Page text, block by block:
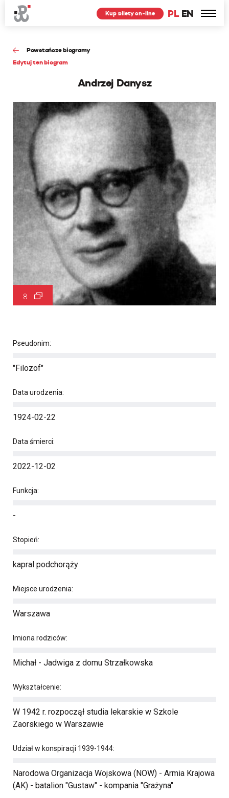
PL EN
Kup bilety on-line
Powstańcze biogramy
Edytuj ten biogram
Andrzej Danysz
8
Pseudonim:
"Filozof"
Data urodzenia:
1924-02-22
Data śmierci:
2022-12-02
Funkcja:
-
Stopień:
kapral podchorąży
Miejsce urodzenia:
Warszawa
Imiona rodziców:
Michał - Jadwiga z domu Strzałkowska
Wykształcenie:
W 1942 r. rozpoczął studia lekarskie w Szkole
Zaorskiego w Warszawie
Udział w konspiracji 1939-1944:
Narodowa Organizacja Wojskowa (NOW) - Armia Krajowa
(AK) - batalion "Gustaw" - kompania "Grażyna"